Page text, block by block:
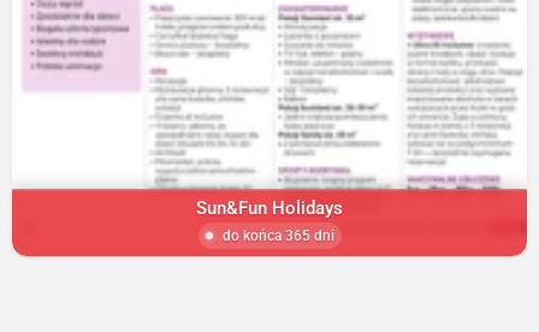
Sun&Fun Holidays
do końca 365 dni